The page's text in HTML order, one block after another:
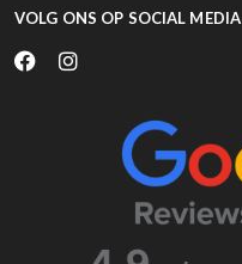
VOLG ONS OP SOCIAL MEDIA